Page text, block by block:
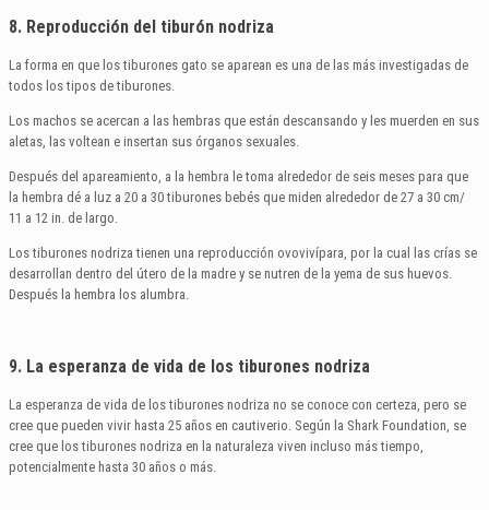
8. Reproducción del tiburón nodriza
La forma en que los tiburones gato se aparean es una de las más investigadas de
todos los tipos de tiburones.
Los machos se acercan a las hembras que están descansando y les muerden en sus
aletas, las voltean e insertan sus órganos sexuales.
Después del apareamiento, a la hembra le toma alrededor de seis meses para que
la hembra dé a luz a 20 a 30 tiburones bebés que miden alrededor de 27 a 30 cm/
11 a 12 in. de largo.
Los tiburones nodriza tienen una reproducción ovovivípara, por la cual las crías se
desarrollan dentro del útero de la madre y se nutren de la yema de sus huevos.
Después la hembra los alumbra.
9. La esperanza de vida de los tiburones nodriza
La esperanza de vida de los tiburones nodriza no se conoce con certeza, pero se
cree que pueden vivir hasta 25 años en cautiverio. Según la Shark Foundation, se
cree que los tiburones nodriza en la naturaleza viven incluso más tiempo,
potencialmente hasta 30 años o más.